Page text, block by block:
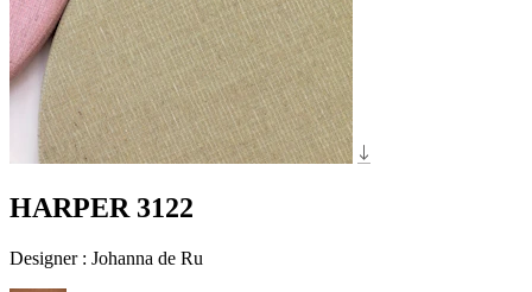
HARPER 3122
Designer : Johanna de Ru